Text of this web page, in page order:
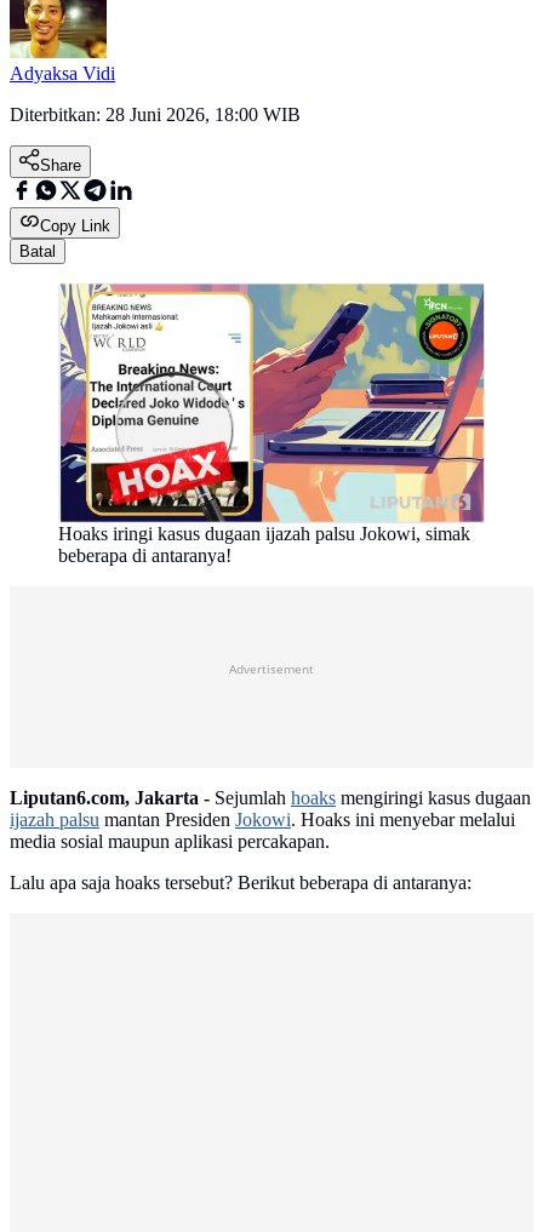
Adyaksa Vidi
Diterbitkan: 28 Juni 2026, 18:00 WIB
Share
Copy Link
Batal
Hoaks iringi kasus dugaan ijazah palsu Jokowi, simak
beberapa di antaranya!
Advertisement
Liputan6.com, Jakarta - Sejumlah hoaks mengiringi kasus dugaan
ijazah palsu mantan Presiden Jokowi. Hoaks ini menyebar melalui
media sosial maupun aplikasi percakapan.
Lalu apa saja hoaks tersebut? Berikut beberapa di antaranya: